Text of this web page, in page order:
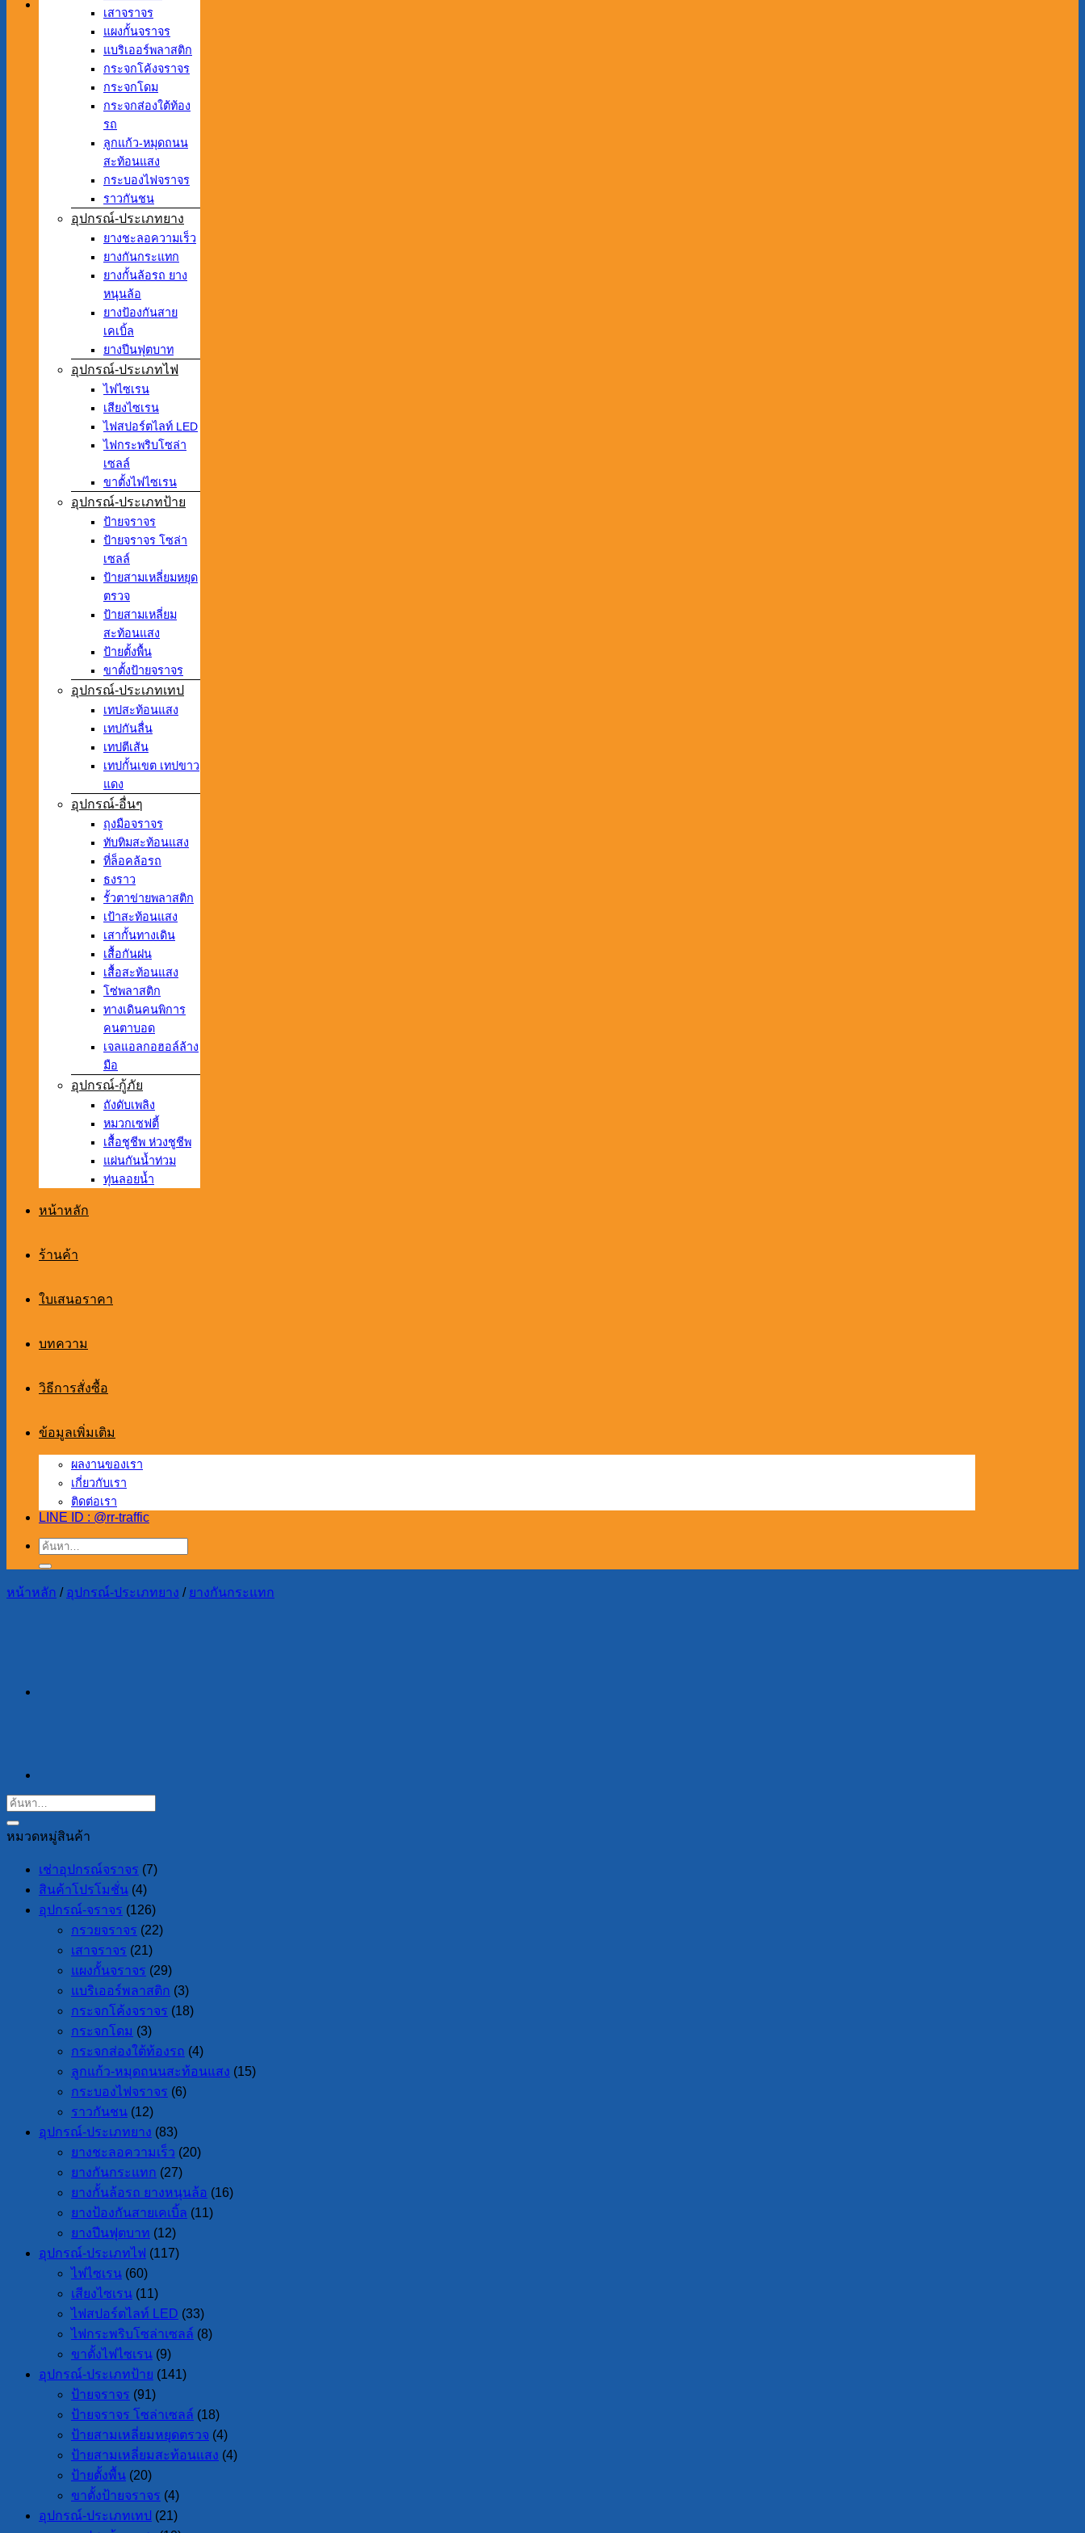
เสาจราจร
แผงกั้นจราจร
แบริเออร์พลาสติก
กระจกโค้งจราจร
กระจกโดม
กระจกส่องใต้ท้อง
รถ
ลูกแก้ว-หมุดถนน
สะท้อนแสง
กระบองไฟจราจร
ราวกันชน
อุปกรณ์-ประเภทยาง
ยางชะลอความเร็ว
ยางกันกระแทก
ยางกั้นล้อรถ ยาง
หนุนล้อ
ยางป้องกันสาย
เคเบิ้ล
ยางปีนฟุตบาท
อุปกรณ์-ประเภทไฟ
ไฟไซเรน
เสียงไซเรน
ไฟสปอร์ตไลท์ LED
ไฟกระพริบโซล่า
เซลล์
ขาตั้งไฟไซเรน
อุปกรณ์-ประเภทป้าย
ป้ายจราจร
ป้ายจราจร โซล่า
เซลล์
ป้ายสามเหลี่ยมหยุด
ตรวจ
ป้ายสามเหลี่ยม
สะท้อนแสง
ป้ายตั้งพื้น
ขาตั้งป้ายจราจร
อุปกรณ์-ประเภทเทป
เทปสะท้อนแสง
เทปกันลื่น
เทปตีเส้น
เทปกั้นเขต เทปขาว
แดง
อุปกรณ์-อื่นๆ
ถุงมือจราจร
ทับทิมสะท้อนแสง
ที่ล็อคล้อรถ
ธงราว
รั้วตาข่ายพลาสติก
เป้าสะท้อนแสง
เสากั้นทางเดิน
เสื้อกันฝน
เสื้อสะท้อนแสง
โซ่พลาสติก
ทางเดินคนพิการ
คนตาบอด
เจลแอลกอฮอล์ล้าง
มือ
อุปกรณ์-กู้ภัย
ถังดับเพลิง
หมวกเซฟตี้
เสื้อชูชีพ ห่วงชูชีพ
แผ่นกันน้ำท่วม
ทุ่นลอยน้ำ
หน้าหลัก
ร้านค้า
ใบเสนอราคา
บทความ
วิธีการสั่งซื้อ
ข้อมูลเพิ่มเติม
ผลงานของเรา
เกี่ยวกับเรา
ติดต่อเรา
LINE ID : @rr-traffic
ค้นหา:
หน้าหลัก / อุปกรณ์-ประเภทยาง / ยางกันกระแทก
หมวดหมู่สินค้า
เช่าอุปกรณ์จราจร (7)
สินค้าโปรโมชั่น (4)
อุปกรณ์-จราจร (126)
กรวยจราจร (22)
เสาจราจร (21)
แผงกั้นจราจร (29)
แบริเออร์พลาสติก (3)
กระจกโค้งจราจร (18)
กระจกโดม (3)
กระจกส่องใต้ท้องรถ (4)
ลูกแก้ว-หมุดถนนสะท้อนแสง (15)
กระบองไฟจราจร (6)
ราวกันชน (12)
อุปกรณ์-ประเภทยาง (83)
ยางชะลอความเร็ว (20)
ยางกันกระแทก (27)
ยางกั้นล้อรถ ยางหนุนล้อ (16)
ยางป้องกันสายเคเบิ้ล (11)
ยางปีนฟุตบาท (12)
อุปกรณ์-ประเภทไฟ (117)
ไฟไซเรน (60)
เสียงไซเรน (11)
ไฟสปอร์ตไลท์ LED (33)
ไฟกระพริบโซล่าเซลล์ (8)
ขาตั้งไฟไซเรน (9)
อุปกรณ์-ประเภทป้าย (141)
ป้ายจราจร (91)
ป้ายจราจร โซล่าเซลล์ (18)
ป้ายสามเหลี่ยมหยุดตรวจ (4)
ป้ายสามเหลี่ยมสะท้อนแสง (4)
ป้ายตั้งพื้น (20)
ขาตั้งป้ายจราจร (4)
อุปกรณ์-ประเภทเทป
(21)